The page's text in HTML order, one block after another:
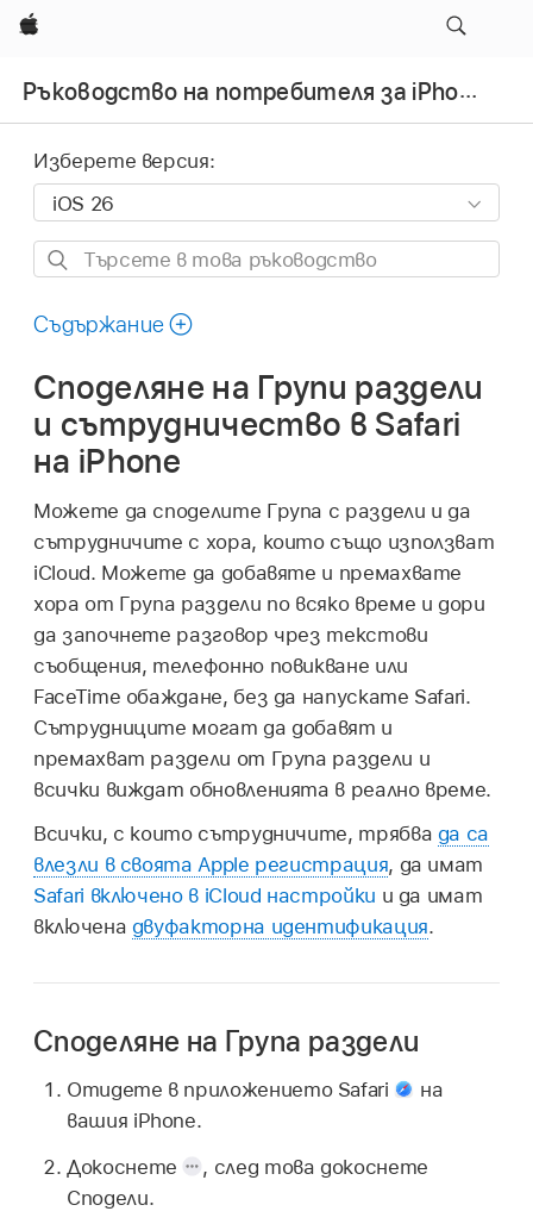
Apple
Ръководство на потребителя за iPhone
Изберете версия:
Търсете
това
Съдържание
Споделяне на Групи раздели
и сътрудничество в Safari
на iPhone
Можете да споделите Група с раздели и да
сътрудничите с хора, които също използват
iCloud. Можете да добавяте и премахвате
хора от Група раздели по всяко време и дори
да започнете разговор чрез текстови
съобщения, телефонно повикване или
FaceTime обаждане, без да напускате Safari.
Сътрудниците могат да добавят и
премахват раздели от Група раздели и
всички виждат обновленията в реално време.
Всички, с които сътрудничите, трябва да са
влезли в своята Apple регистрация, да имат
Safari включено в iCloud настройки и да имат
включена двуфакторна идентификация.
Споделяне на Група раздели
Отидете в приложението Safari
на
вашия iPhone.
Докоснете
, след това докоснете
Сподели.